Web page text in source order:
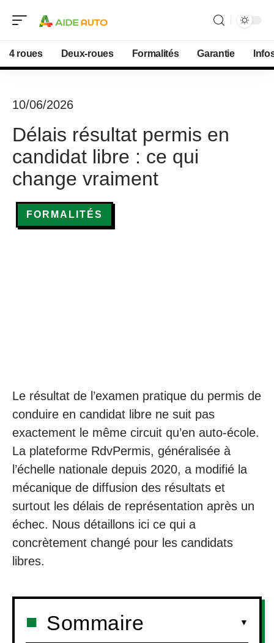
4 roues Deux-roues Formalités Garantie
10/06/2026
Délais résultat permis en
candidat libre : ce qui
change vraiment
FORMALITÉS
Le résultat de l’examen pratique du permis de
conduire en candidat libre ne suit pas
exactement le même circuit qu’en auto-école.
La plateforme RdvPermis, généralisée à
l’échelle nationale depuis 2020, a modifié la
mécanique de diffusion des résultats et
surtout les délais de représentation après un
échec. Nous détaillons ici ce qui a
concrètement changé pour les candidats
libres.
Sommaire